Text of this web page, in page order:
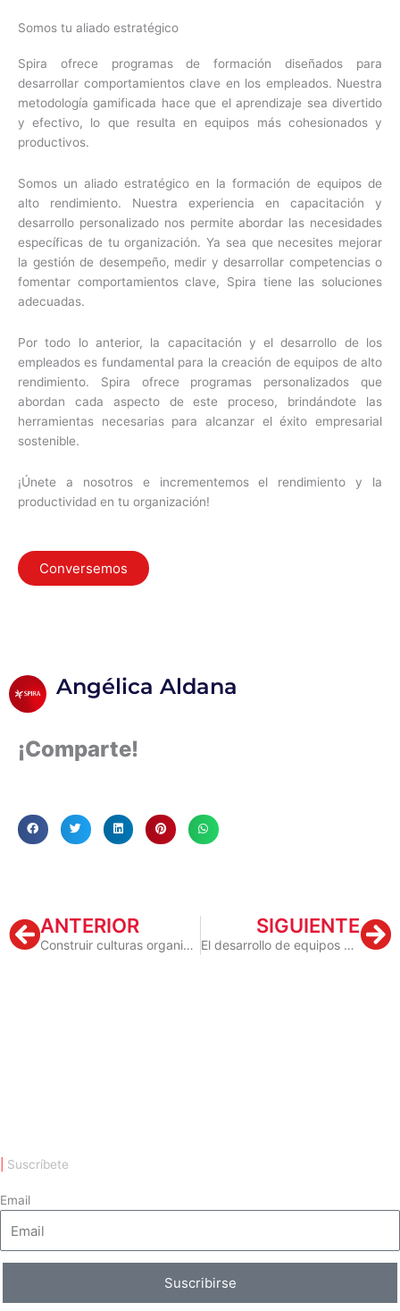
Somos tu aliado estratégico
Spira ofrece programas de formación diseñados para
desarrollar comportamientos clave en los empleados. Nuestra
metodología gamificada hace que el aprendizaje sea divertido
y efectivo, lo que resulta en equipos más cohesionados y
productivos.
Somos un aliado estratégico en la formación de equipos de
alto rendimiento. Nuestra experiencia en capacitación y
desarrollo personalizado nos permite abordar las necesidades
específicas de tu organización. Ya sea que necesites mejorar
la gestión de desempeño, medir y desarrollar competencias o
fomentar comportamientos clave, Spira tiene las soluciones
adecuadas.
Por todo lo anterior, la capacitación y el desarrollo de los
empleados es fundamental para la creación de equipos de alto
rendimiento. Spira ofrece programas personalizados que
abordan cada aspecto de este proceso, brindándote las
herramientas necesarias para alcanzar el éxito empresarial
sostenible.
¡Únete a nosotros e incrementemos el rendimiento y la
productividad en tu organización!
Conversemos
Angélica Aldana
¡Comparte!
PrevANTERIOR
Construir culturas organizacionales sostenibles
SIGUIENTE
El desarrollo de equipos como motor de innovación
Suscríbete
Email
Suscribirse